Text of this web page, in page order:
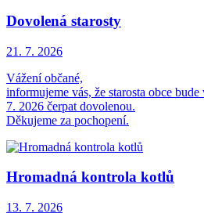
Dovolená starosty
21. 7. 2026
Vážení občané,
informujeme vás, že starosta obce
7. 2026 čerpat dovolenou.
Děkujeme za pochopení.
Hromadná kontrola kotlů
13. 7. 2026